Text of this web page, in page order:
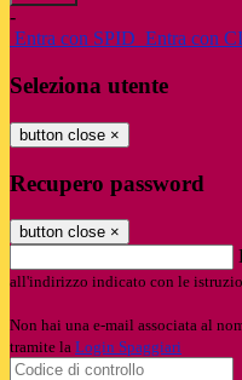
-
Entra con SPID Entra con
Seleziona utente
button close ×
Recupero password
button close ×
all'indirizzo indicato con le
Non hai una e-mail associata al
tramite la Login Spaggiari